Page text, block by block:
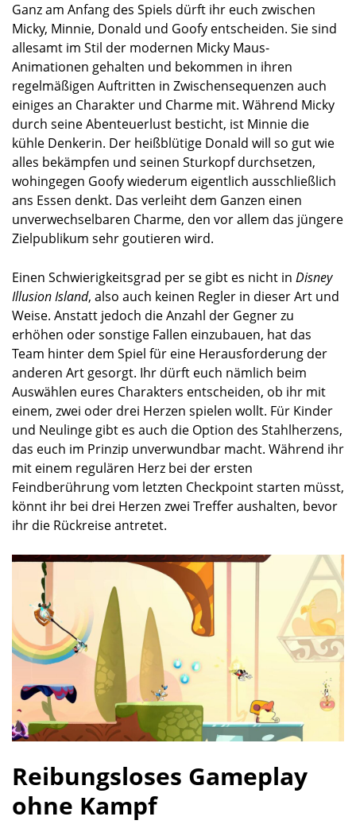
Ganz am Anfang des Spiels dürft ihr euch zwischen
Micky, Minnie, Donald und Goofy entscheiden. Sie sind
allesamt im Stil der modernen Micky Maus-
Animationen gehalten und bekommen in ihren
regelmäßigen Auftritten in Zwischensequenzen auch
einiges an Charakter und Charme mit. Während Micky
durch seine Abenteuerlust besticht, ist Minnie die
kühle Denkerin. Der heißblütige Donald will so gut wie
alles bekämpfen und seinen Sturkopf durchsetzen,
wohingegen Goofy wiederum eigentlich ausschließlich
ans Essen denkt. Das verleiht dem Ganzen einen
unverwechselbaren Charme, den vor allem das jüngere
Zielpublikum sehr goutieren wird.
Einen Schwierigkeitsgrad per se gibt es nicht in Disney
Illusion Island, also auch keinen Regler in dieser Art und
Weise. Anstatt jedoch die Anzahl der Gegner zu
erhöhen oder sonstige Fallen einzubauen, hat das
Team hinter dem Spiel für eine Herausforderung der
anderen Art gesorgt. Ihr dürft euch nämlich beim
Auswählen eures Charakters entscheiden, ob ihr mit
einem, zwei oder drei Herzen spielen wollt. Für Kinder
und Neulinge gibt es auch die Option des Stahlherzens,
das euch im Prinzip unverwundbar macht. Während ihr
mit einem regulären Herz bei der ersten
Feindberührung vom letzten Checkpoint starten müsst,
könnt ihr bei drei Herzen zwei Treffer aushalten, bevor
ihr die Rückreise antretet.
Reibungsloses Gameplay
ohne Kampf